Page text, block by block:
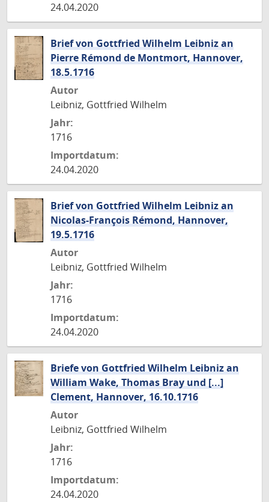
24.04.2020
Brief von Gottfried Wilhelm Leibniz an
Pierre Rémond de Montmort, Hannover,
18.5.1716
Autor
Leibniz, Gottfried Wilhelm
Jahr:
1716
Importdatum:
24.04.2020
Brief von Gottfried Wilhelm Leibniz an
Nicolas-François Rémond, Hannover,
19.5.1716
Autor
Leibniz, Gottfried Wilhelm
Jahr:
1716
Importdatum:
24.04.2020
Briefe von Gottfried Wilhelm Leibniz an
William Wake, Thomas Bray und [...]
Clement, Hannover, 16.10.1716
Autor
Leibniz, Gottfried Wilhelm
Jahr:
1716
Importdatum:
24.04.2020